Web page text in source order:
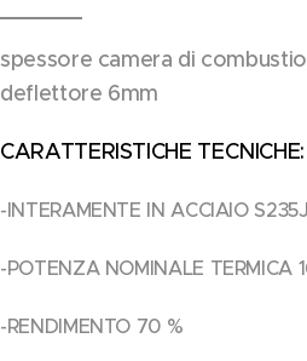
spessore camera di
deflettore 6mm
CARATTERISTICHE TECNICHE:
-INTERAMENTE IN ACCIAIO
-POTENZA NOMINALE TERMICA
-RENDIMENTO 70 %